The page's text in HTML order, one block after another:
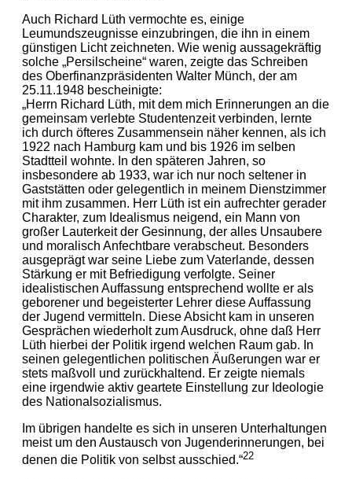
Auch Richard Lüth vermochte es, einige
Leumundszeugnisse einzubringen, die ihn in einem
günstigen Licht zeichneten. Wie wenig aussagekräftig
solche „Persilscheine“ waren, zeigte das Schreiben
des Oberfinanzpräsidenten Walter Münch, der am
25.11.1948 bescheinigte:
„Herrn Richard Lüth, mit dem mich Erinnerungen an die
gemeinsam verlebte Studentenzeit verbinden, lernte
ich durch öfteres Zusammensein näher kennen, als ich
1922 nach Hamburg kam und bis 1926 im selben
Stadtteil wohnte. In den späteren Jahren, so
insbesondere ab 1933, war ich nur noch seltener in
Gaststätten oder gelegentlich in meinem Dienstzimmer
mit ihm zusammen. Herr Lüth ist ein aufrechter gerader
Charakter, zum Idealismus neigend, ein Mann von
großer Lauterkeit der Gesinnung, der alles Unsaubere
und moralisch Anfechtbare verabscheut. Besonders
ausgeprägt war seine Liebe zum Vaterlande, dessen
Stärkung er mit Befriedigung verfolgte. Seiner
idealistischen Auffassung entsprechend wollte er als
geborener und begeisterter Lehrer diese Auffassung
der Jugend vermitteln. Diese Absicht kam in unseren
Gesprächen wiederholt zum Ausdruck, ohne daß Herr
Lüth hierbei der Politik irgend welchen Raum gab. In
seinen gelegentlichen politischen Äußerungen war er
stets maßvoll und zurückhaltend. Er zeigte niemals
eine irgendwie aktiv geartete Einstellung zur Ideologie
des Nationalsozialismus.
Im übrigen handelte es sich in unseren Unterhaltungen
meist um den Austausch von Jugenderinnerungen, bei
denen die Politik von selbst ausschied.“22